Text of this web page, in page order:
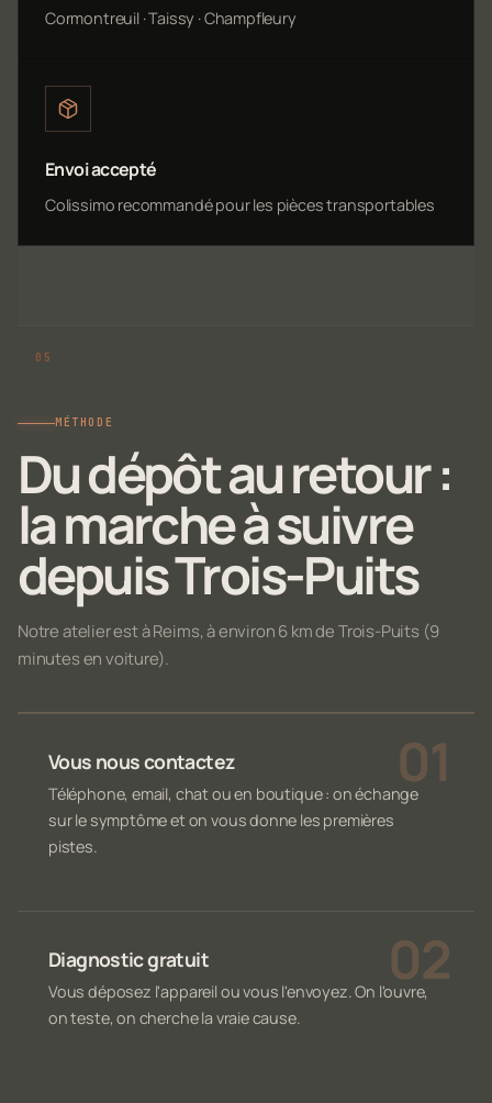
Cormontreuil · Taissy · Champfleury
Envoi accepté
Colissimo recommandé pour les pièces transportables
MÉTHODE
Du dépôt au retour :
la marche à suivre
depuis Trois-Puits
Notre atelier est à Reims, à environ 6 km de Trois-Puits (9
minutes en voiture).
Vous nous contactez
Téléphone, email, chat ou en boutique : on échange
sur le symptôme et on vous donne les premières
pistes.
Diagnostic gratuit
Vous déposez l'appareil ou vous l'envoyez. On l'ouvre,
on teste, on cherche la vraie cause.